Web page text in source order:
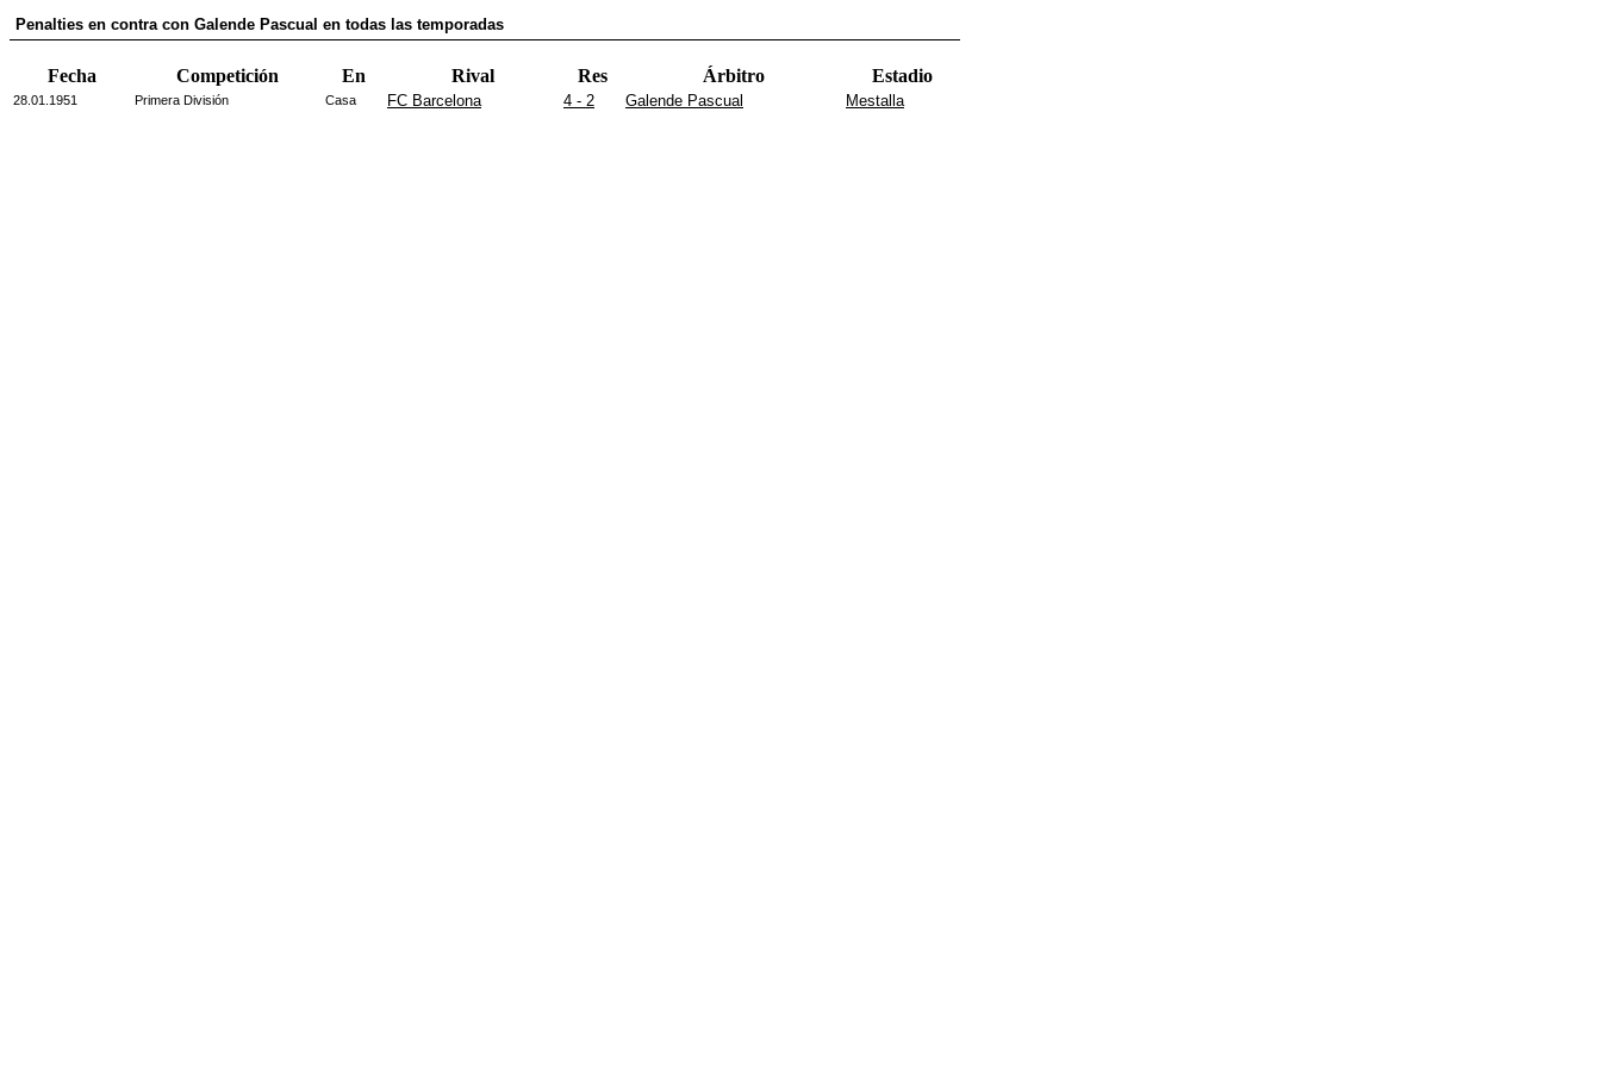
Penalties en contra con Galende Pascual en todas las temporadas
Fecha Competición En Rival Res Árbitro Estadio
28.01.1951 Primera División Casa FC Barcelona 4 - 2 Galende Pascual Mestalla